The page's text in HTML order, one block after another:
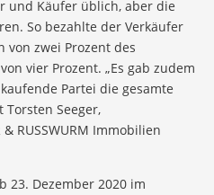
und Käufer üblich, aber die
So bezahlte der Verkäufer
von zwei Prozent des
vier Prozent. „Es gab zudem
Partei die gesamte
Torsten Seeger,
RUSSWURM Immobilien
23. Dezember 2020 im